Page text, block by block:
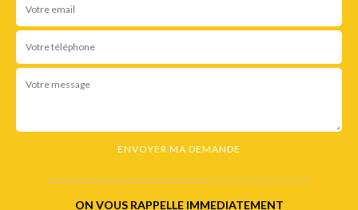
ON VOUS RAPPELLE IMMEDIATEMENT